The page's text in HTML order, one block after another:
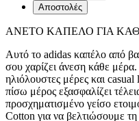
Αποστολές
ΑΝΕΤΟ ΚΑΠΕΛΟ ΓΙΑ
Αυτό το adidas καπέλο από
σου χαρίζει άνεση κάθε
ηλιόλουστες μέρες και
πίσω μέρος εξασφαλίζει
προσχηματισμένο γείσο
Cotton για να βελτιώσουμε